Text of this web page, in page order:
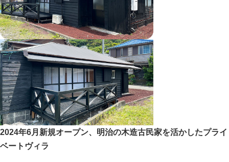
2024年6月新規オープン、明治の木造古民家を活かしたプライ
ベートヴィラ